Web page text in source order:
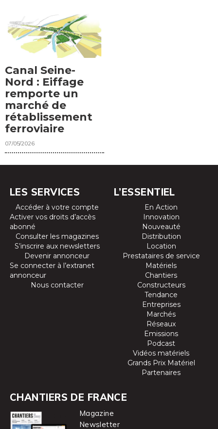
Canal Seine-
Nord : Eiffage
remporte un
marché de
rétablissement
ferroviaire
07/05/2026
LES SERVICES
Accéder à votre compte
Activer vos droits d’accès
abonné
Consulter les magazines
S’inscrire aux newsletters
Devenir annonceur
Se connecter à l’extranet
annonceur
Nous contacter
L’ESSENTIEL
En Action
Innovation
Nouveauté
Distribution
Location
Prestataires de service
Matériels
Chantiers
Constructeurs
Tendance
Entreprises
Marchés
Réseaux
Emissions
Podcast
Vidéos matériels
Grands Prix Matériel
Partenaires
CHANTIERS DE FRANCE
Magazine
Newsletter